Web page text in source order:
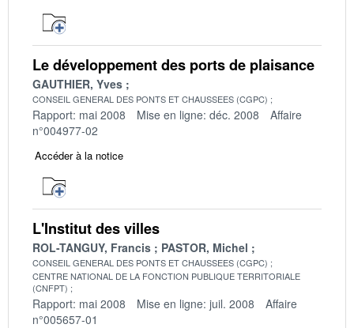
Le développement des ports de plaisance
GAUTHIER, Yves
CONSEIL GENERAL DES PONTS ET CHAUSSEES (CGPC)
Rapport: mai 2008 Mise en ligne: déc. 2008
Affaire
n°004977-02
Accéder à la notice
L'Institut des villes
ROL-TANGUY, Francis PASTOR, Michel
CONSEIL GENERAL DES PONTS ET CHAUSSEES (CGPC)
CENTRE NATIONAL DE LA FONCTION PUBLIQUE TERRITORIALE
(CNFPT)
Rapport: mai 2008 Mise en ligne: juil. 2008
Affaire
n°005657-01